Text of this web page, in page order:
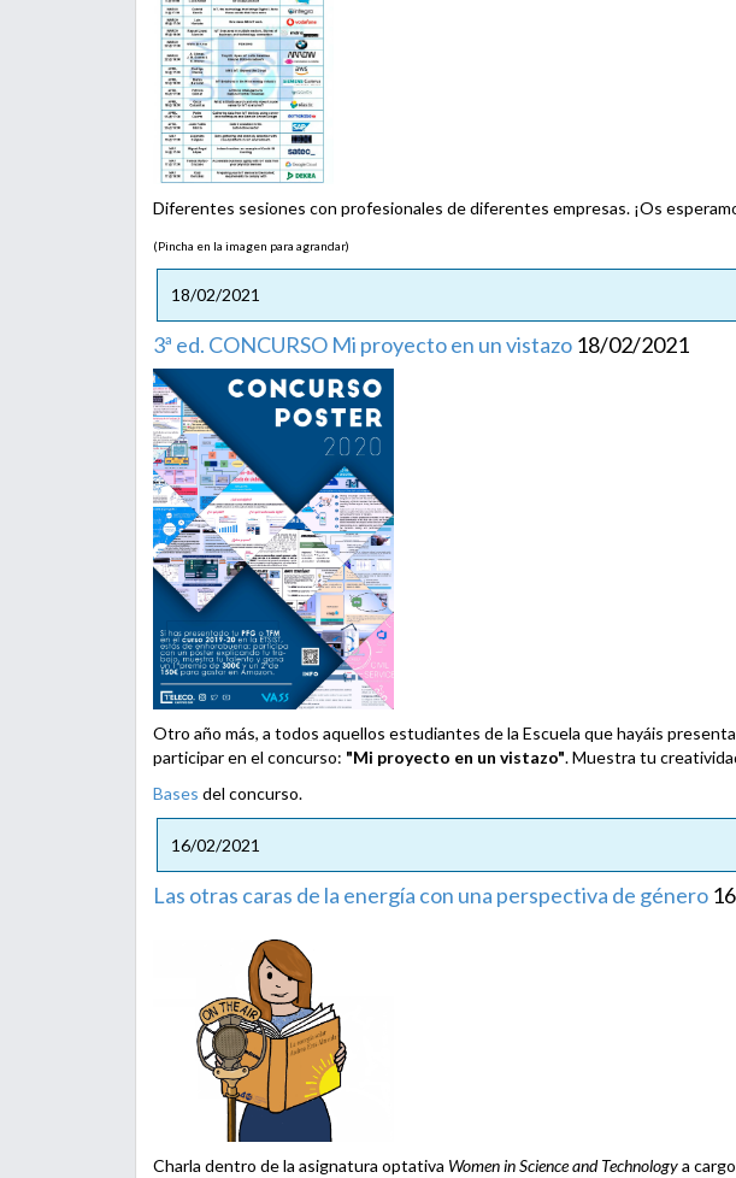
Diferentes sesiones con profesionales de diferentes empresas. ¡Os
(Pincha en la imagen para agrandar)
18/02/2021
3ª ed. CONCURSO Mi proyecto en un vistazo 18/02/2021
Otro año más, a todos aquellos estudiantes de la Escuela que hayáis
participar en el concurso: "Mi proyecto en un vistazo". Muestra tu
Bases del concurso.
16/02/2021
Las otras caras de la energía con una perspectiva de género
Charla dentro de la asignatura optativa Women in Science and Technologya